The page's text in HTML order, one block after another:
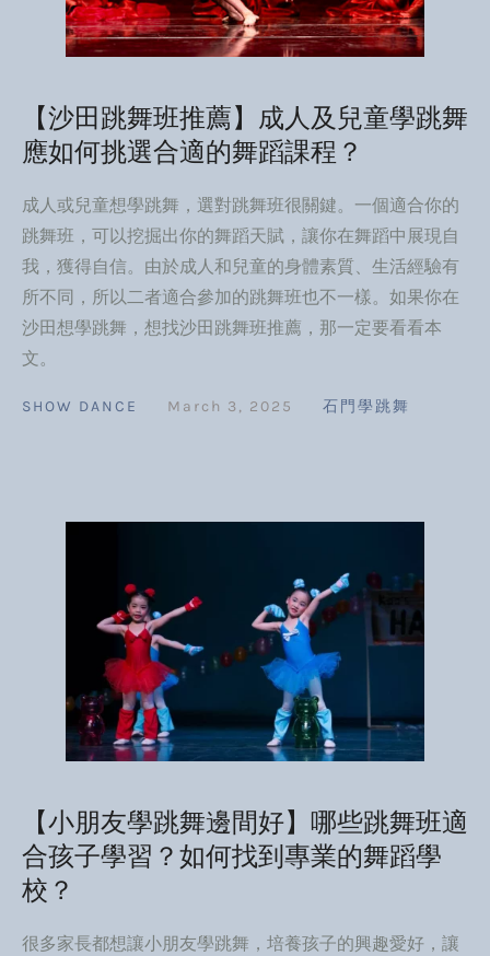
【沙田跳舞班推薦】成人及兒童學跳舞
應如何挑選合適的舞蹈課程？
成人或兒童想學跳舞，選對跳舞班很關鍵。一個適合你的
跳舞班，可以挖掘出你的舞蹈天賦，讓你在舞蹈中展現自
我，獲得自信。由於成人和兒童的身體素質、生活經驗有
所不同，所以二者適合參加的跳舞班也不一樣。如果你在
沙田想學跳舞，想找沙田跳舞班推薦，那一定要看看本
文。
SHOW DANCE March 3, 2025 石門學跳舞
【小朋友學跳舞邊間好】哪些跳舞班適
合孩子學習？如何找到專業的舞蹈學
校？
很多家長都想讓小朋友學跳舞，培養孩子的興趣愛好，讓